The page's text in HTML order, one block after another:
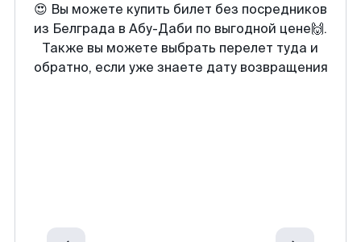
😍 Вы можете купить билет без посредников
из Белграда в Абу-Даби по выгодной цене🙌.
Также вы можете выбрать перелет туда и
обратно, если уже знаете дату возвращения